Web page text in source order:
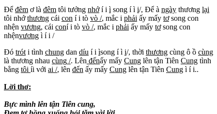
Để đêm ơ là đêm tôi tưởng nhớí i ì song í ì i/, Để à ngày thương lại
tôi nhớthương cái con í i tò vò /, mắc i phải ấy mấy tơsong con
nhện vương, cái coní i tò vò /, mắc i phải ấy mấy tơsong con
nhệnvương ì í i /
Đó trót i tình chung dan díu í i ìsong í ì i/, thời thương cùng ô ồ cùng
là thương nhau cùng /. Lên đếnấy mấy Cung lên tận Tiên Cung tình
bằng tôi íi với ai /, lên đến ấy mấy Cung lên tận Tiên Cung ì í i..
Lời thơ:
Bực mình lên tận Tiên cung,